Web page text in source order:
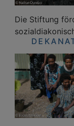
Die Stiftung